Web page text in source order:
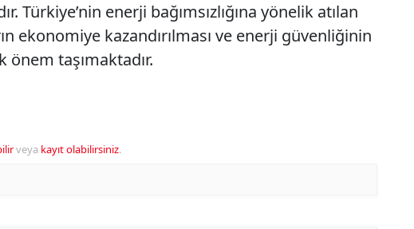
Türkiye’nin enerji bağımsızlığına yönelik atılan
ekonomiye kazandırılması ve enerji güvenliğinin
önem taşımaktadır.
veya kayıt olabilirsiniz.